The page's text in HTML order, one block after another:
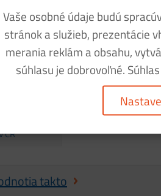
ČR
takto
Vaše osobné údaje budú
stránok a služieb, prezentácie
merania reklám a obsahu,
súhlasu je dobrovoľné.